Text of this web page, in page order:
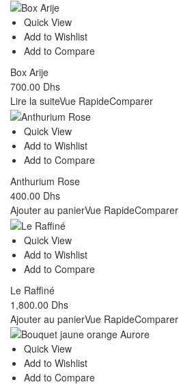
Quick View
Add to Wishlist
Add to Compare
Box Arije
700.00 Dhs
Lire la suiteVue RapideComparer
Quick View
Add to Wishlist
Add to Compare
Anthurium Rose
400.00 Dhs
Ajouter au panierVue RapideComparer
Quick View
Add to Wishlist
Add to Compare
Le Raffiné
1,800.00 Dhs
Ajouter au panierVue RapideComparer
Quick View
Add to Wishlist
Add to Compare